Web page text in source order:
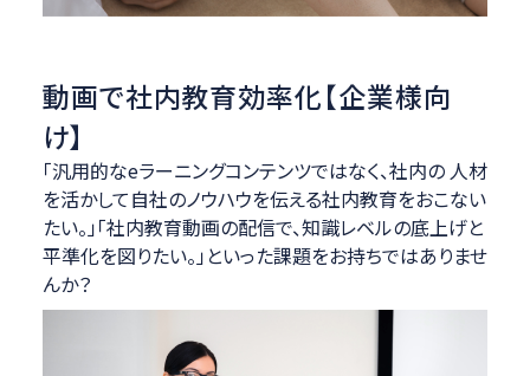
動画で社内教育効率化【企業様向
け】
「汎用的なeラーニングコンテンツではなく、社内の 人材
を活かして自社のノウハウを伝える社内教育をおこない
たい。」「社内教育動画の配信で、知識レベルの底上げと
平準化を図りたい。」といった課題をお持ちではありませ
んか？